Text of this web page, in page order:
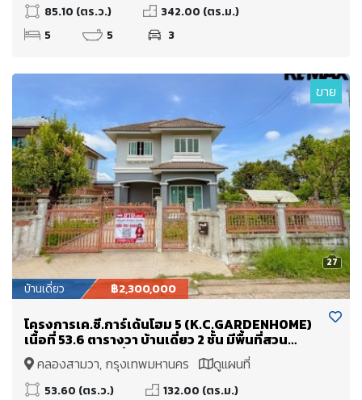
85.10 (ตร.ว.)
342.00 (ตร.ม.)
5
5 3
27
ขาย
บ้านเดี่ยว ฿2,300,000
โครงการเค.ซี.การ์เด้นโฮม 5 (K.C.GARDENHOME)
เนื้อที่ 53.6 ตารางวา บ้านเดี่ยว 2 ชั้น มีพื้นที่สวน
บริเวณรอบบ้าน สิ่งแวดล้อมดี
คลองสามวา, กรุงเทพมหานคร ดูแผนที่
53.60 (ตร.ว.)
132.00 (ตร.ม.)